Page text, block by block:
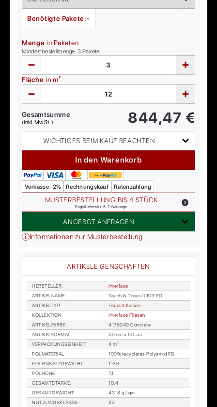
Benötigte Pakete:-
Menge in Paketen
Mindestbestellmenge:3 Pakete
Fläche in m²
Gesamtsumme
(inkl. MwSt.) 844,47 €
WICHTIGES BEIM KAUF BEACHTEN
In den Warenkorb
Vorkasse -2% Rechnungskauf Ratenzahlung
MUSTERBESTELLUNG BIS 4 STÜCK
Regellieferzeit: 5-7 Werktage
ANGEBOT ANFRAGEN
Informationen zur Musterbestellung
ARTIKELEIGENSCHAFTEN
HER­STEL­LER:
In­ter­face
AR­TI­KEL­NA­ME:
Touch & To­nes II 103 PD
AR­TI­KEL­TYP:
Tep­pich­flie­sen
KOL­LEK­TI­ON:
In­ter­face Flie­sen
AR­TI­KEL­FAR­BE:
4176049 Con­cre­te
AR­TI­KEL­FOR­MAT:
50 cm x 50 cm
VER­PA­CKUNGS­EIN­HEIT:
4 m²
POL­MA­TE­RI­AL:
100% re­cy­cle­tes Po­ly­amid PD
POL­EIN­SATZ­GE­WICHT:
1136
POL­HÖ­HE:
7,1
GE­SAMT­STÄR­KE:
10,4
GE­SAMT­GE­WICHT:
4318 g / qm
NUT­ZUNGS­KLAS­SE:
33